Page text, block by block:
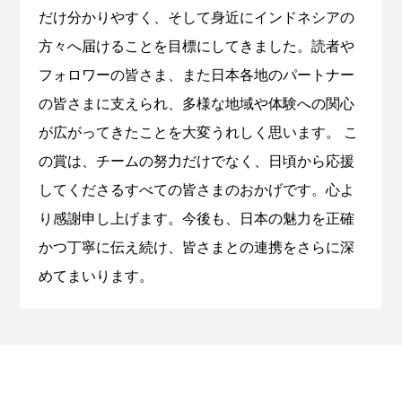
だけ分かりやすく、そして身近にインドネシアの
方々へ届けることを目標にしてきました。読者や
フォロワーの皆さま、また日本各地のパートナー
の皆さまに支えられ、多様な地域や体験への関心
が広がってきたことを大変うれしく思います。 こ
の賞は、チームの努力だけでなく、日頃から応援
してくださるすべての皆さまのおかげです。心よ
り感謝申し上げます。今後も、日本の魅力を正確
かつ丁寧に伝え続け、皆さまとの連携をさらに深
めてまいります。